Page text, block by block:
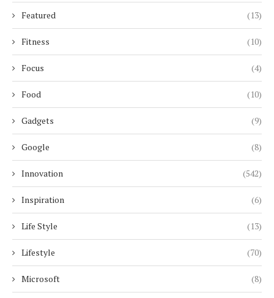
Featured (13)
Fitness (10)
Focus (4)
Food (10)
Gadgets (9)
Google (8)
Innovation (542)
Inspiration (6)
Life Style (13)
Lifestyle (70)
Microsoft (8)